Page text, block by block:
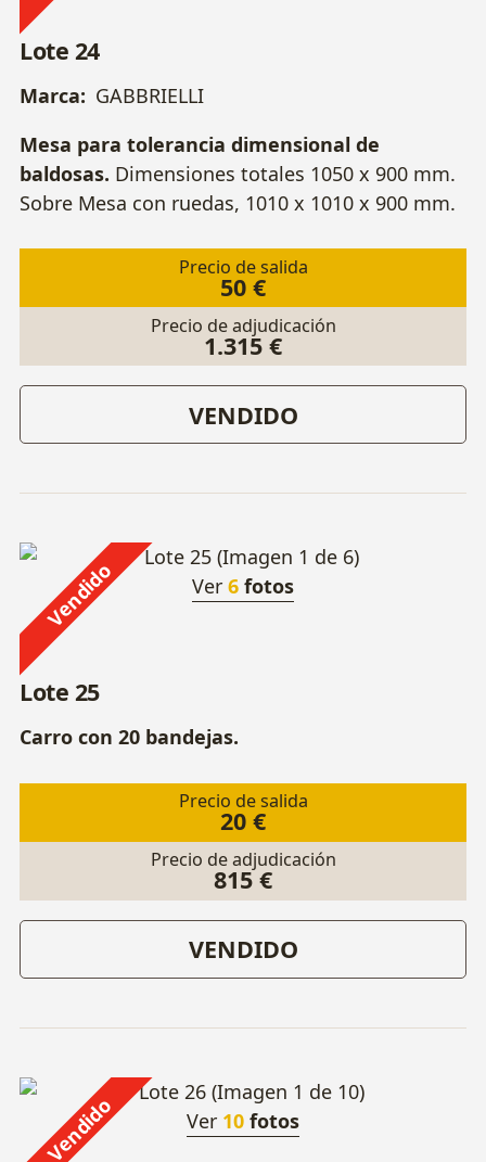
Lote 24
Marca: GABBRIELLI
Mesa para tolerancia dimensional de
baldosas. Dimensiones totales 1050 x 900 mm.
Sobre Mesa con ruedas, 1010 x 1010 x 900 mm.
Precio de salida
50 €
Precio de adjudicación
1.315 €
VENDIDO
Vendido Ver 6 fotos
Lote 25
Carro con 20 bandejas.
Precio de salida
20 €
Precio de adjudicación
815 €
VENDIDO
Vendido Ver 10 fotos